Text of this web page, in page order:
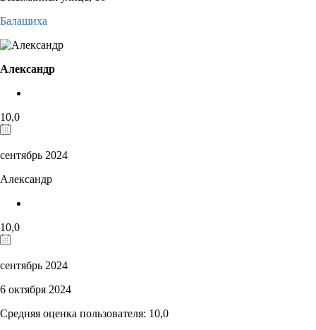
Балашиха
Александр
10,0
сентябрь 2024
Александр
10,0
сентябрь 2024
6 октября 2024
Средняя оценка пользователя: 10,0